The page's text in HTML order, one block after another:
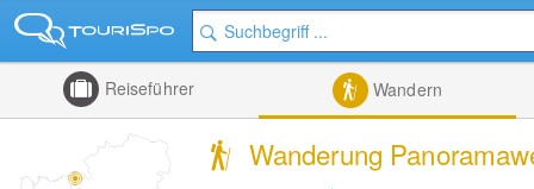
Reiseführer Wandern
Wanderung